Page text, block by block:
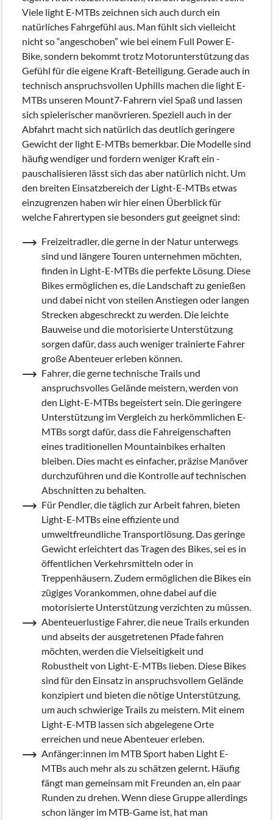
Viele light E-MTBs zeichnen sich auch durch ein
natürliches Fahrgefühl aus. Man fühlt sich vielleicht
nicht so “angeschoben” wie bei einem Full Power E-
Bike, sondern bekommt trotz Motorunterstützung das
Gefühl für die eigene Kraft-Beteiligung. Gerade auch in
technisch anspruchsvollen Uphills machen die light E-
MTBs unseren Mount7-Fahrern viel Spaß und lassen
sich spielerischer manövrieren. Speziell auch in der
Abfahrt macht sich natürlich das deutlich geringere
Gewicht der light E-MTBs bemerkbar. Die Modelle sind
häufig wendiger und fordern weniger Kraft ein -
pauschalisieren lässt sich das aber natürlich nicht. Um
den breiten Einsatzbereich der Light-E-MTBs etwas
einzugrenzen haben wir hier einen Überblick für
welche Fahrertypen sie besonders gut geeignet sind:
Freizeitradler, die gerne in der Natur unterwegs
sind und längere Touren unternehmen möchten,
finden in Light-E-MTBs die perfekte Lösung. Diese
Bikes ermöglichen es, die Landschaft zu genießen
und dabei nicht von steilen Anstiegen oder langen
Strecken abgeschreckt zu werden. Die leichte
Bauweise und die motorisierte Unterstützung
sorgen dafür, dass auch weniger trainierte Fahrer
große Abenteuer erleben können.
Fahrer, die gerne technische Trails und
anspruchsvolles Gelände meistern, werden von
den Light-E-MTBs begeistert sein. Die geringere
Unterstützung im Vergleich zu herkömmlichen E-
MTBs sorgt dafür, dass die Fahreigenschaften
eines traditionellen Mountainbikes erhalten
bleiben. Dies macht es einfacher, präzise Manöver
durchzuführen und die Kontrolle auf technischen
Abschnitten zu behalten.
Für Pendler, die täglich zur Arbeit fahren, bieten
Light-E-MTBs eine effiziente und
umweltfreundliche Transportlösung. Das geringe
Gewicht erleichtert das Tragen des Bikes, sei es in
öffentlichen Verkehrsmitteln oder in
Treppenhäusern. Zudem ermöglichen die Bikes ein
zügiges Vorankommen, ohne dabei auf die
motorisierte Unterstützung verzichten zu müssen.
Abenteuerlustige Fahrer, die neue Trails erkunden
und abseits der ausgetretenen Pfade fahren
möchten, werden die Vielseitigkeit und
Robustheit von Light-E-MTBs lieben. Diese Bikes
sind für den Einsatz in anspruchsvollem Gelände
konzipiert und bieten die nötige Unterstützung,
um auch schwierige Trails zu meistern. Mit einem
Light-E-MTB lassen sich abgelegene Orte
erreichen und neue Abenteuer erleben.
Anfänger:innen im MTB Sport haben Light E-
MTBs auch mehr als zu schätzen gelernt. Häufig
fängt man gemeinsam mit Freunden an, ein paar
Runden zu drehen. Wenn diese Gruppe allerdings
schon länger im MTB-Game ist, hat man